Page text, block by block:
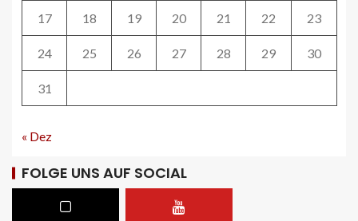
17 18 19 20 21 22 23
24 25 26 27 28 29 30
31
« Dez
FOLGE UNS AUF SOCIAL
Fahrplan 2026: Angebotsausbau auf
diversen Linien
29
Baustelle in Winterpause